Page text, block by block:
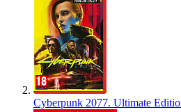
Cyberpunk 2077. Ultimate